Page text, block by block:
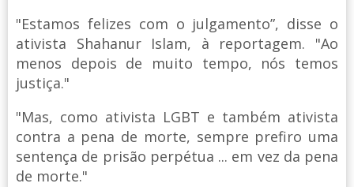
"Estamos felizes com o julgamento”, disse o
ativista Shahanur Islam, à reportagem. "Ao
menos depois de muito tempo, nós temos
justiça."
"Mas, como ativista LGBT e também ativista
contra a pena de morte, sempre prefiro uma
sentença de prisão perpétua ... em vez da pena
de morte."